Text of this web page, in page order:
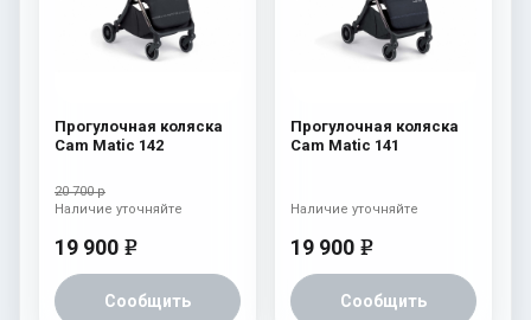
Прогулочная коляска
Cam Matic 142
20 700 р
19 900 e
Сообщить
Наличие уточняйте
Прогулочная коляска
Cam Matic 141
19 900 e
Сообщить
Наличие уточняйте